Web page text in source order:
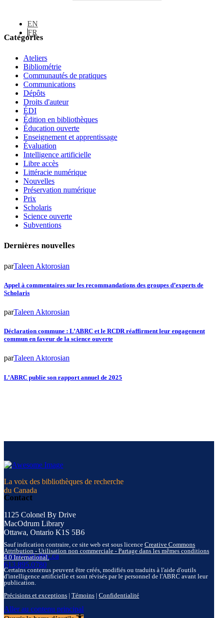
EN
FR
Catégories
Ateliers
Bibliométrie
Communautés de pratiques
Communications
Dépôts
Droits d'auteur
ÉDI
Édition en bibliothèques
Éducation ouverte
Enseignement et apprentissage
Évaluation
Intelligence artificielle
Libre accès
Littéracie numérique
Nouvelles
Préservation numérique
Prix
Scholaris
Science ouverte
Subventions
Dernières nouvelles
parTaleen Aktorosian
Appel à commentaires sur les recommandations des groupes d’experts de
Scholaris
parTaleen Aktorosian
Déclaration commune : L’ABRC et le RCDR réaffirment leur engagement
commun en faveur de la science ouverte
parTaleen Aktorosian
L’ABRC publie son rapport annuel de 2025
La voix des bibliothèques de recherche
du Canada
Contact
1125 Colonel By Drive
MacOdrum Library
Ottawa, Ontario K1S 5B6
info@carl-abrc.ca
613.895.0780
Sauf indication contraire, ce site web est sous licence Creative Commons
Attribution - Utilisation non commerciale - Partage dans les mêmes conditions
4.0 International.
Certains contenus peuvent être créés, modifiés ou traduits à l'aide d'outils
d'intelligence artificielle et sont révisés par le personnel de l'ABRC avant leur
publication.
Précisions et exceptions | Témoins | Confidentialité
Aller au contenu principal